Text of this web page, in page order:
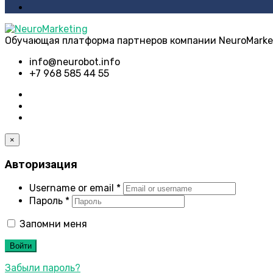
Обучающая платформа партнеров компании
info@neurobot.info
+7 968 585 44 55
×
Авторизация
Username or email *
Пароль *
Запомни меня
Войти
Забыли пароль?